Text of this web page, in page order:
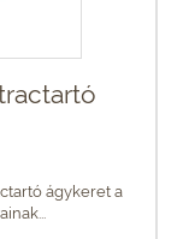
ágykeret a